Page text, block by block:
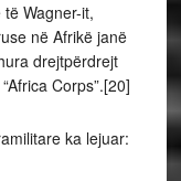
Wagner-it,
në Afrikë janë
drejtpërdrejt
Corps”.[20]
ka lejuar: